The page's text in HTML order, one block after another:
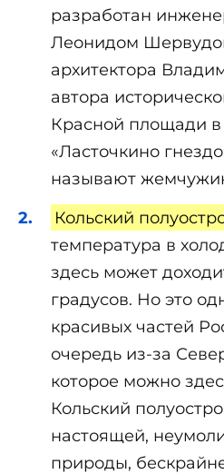
разработан
Леонидом
архитектора
автора
Красной площади
«Ласточкино
называют
Кольский
температура в
здесь может
градусов. Но это
красивых частей
очередь из-за
которое можно
Кольский
настоящей,
природы,